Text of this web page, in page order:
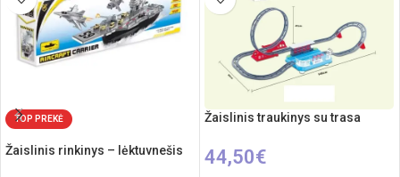
TOP PREKĖ
Žaislinis rinkinys – lėktuvnešis
Žaislinis traukinys su trasa
44,50€